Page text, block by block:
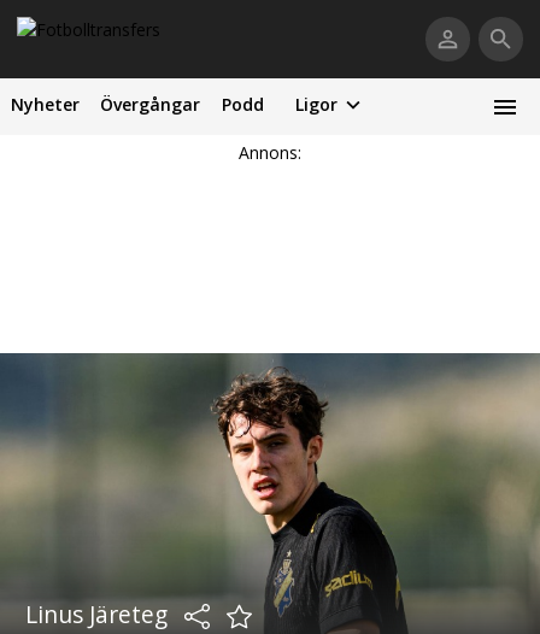
Nyheter Övergångar Podd Ligor
Annons:
Linus Järeteg